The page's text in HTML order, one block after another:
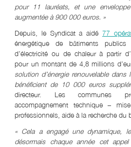
pour 11 lauréats, et une
augmentée à 900 000 euros. »
Depuis, le Syndicat a aidé 77
énergétique de bâtiments
d’électricité ou de chaleur à partir
pour un montant de 4,8 millions
solution d’énergie renouvelable
bénéficient de 10 000 euros
directeur. Les communes
accompagnement technique –
professionnels, aide à la recherche du
« Cela a engagé une dynamique,
désormais chaque année cet